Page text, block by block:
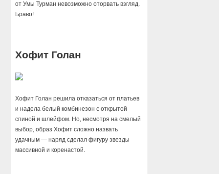
от Умы Турман невозможно оторвать взгляд.
Браво!
Хофит Голан
Хофит Голан решила отказаться от платьев
и надела белый комбинезон с открытой
спиной и шлейфом. Но, несмотря на смелый
выбор, образ Хофит сложно назвать
удачным — наряд сделал фигуру звезды
массивной и коренастой.